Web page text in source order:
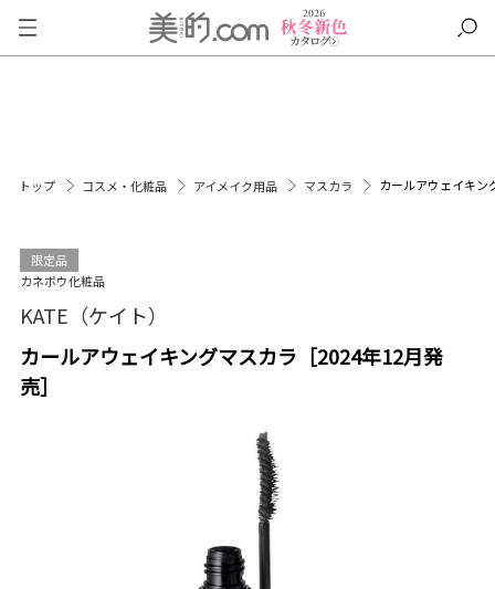
トップ コスメ・化粧品 アイメイク用品 マスカラ カールアウェイキン
限定品
カネボウ化粧品
KATE（ケイト）
カールアウェイキングマスカラ［2024年12月発
売］